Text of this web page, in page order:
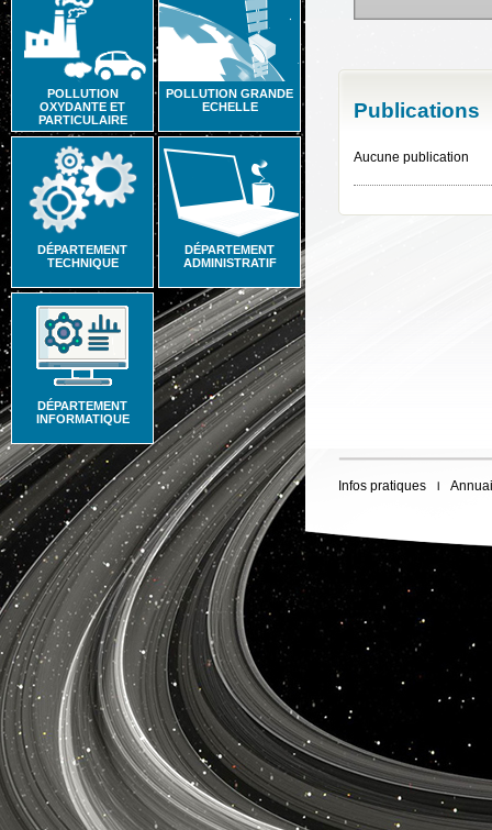
POLLUTION
OXYDANTE ET
PARTICULAIRE
POLLUTION GRANDE
ECHELLE
DÉPARTEMENT
TECHNIQUE
DÉPARTEMENT
ADMINISTRATIF
DÉPARTEMENT
INFORMATIQUE
Publications
Aucune publication
Infos pratiques